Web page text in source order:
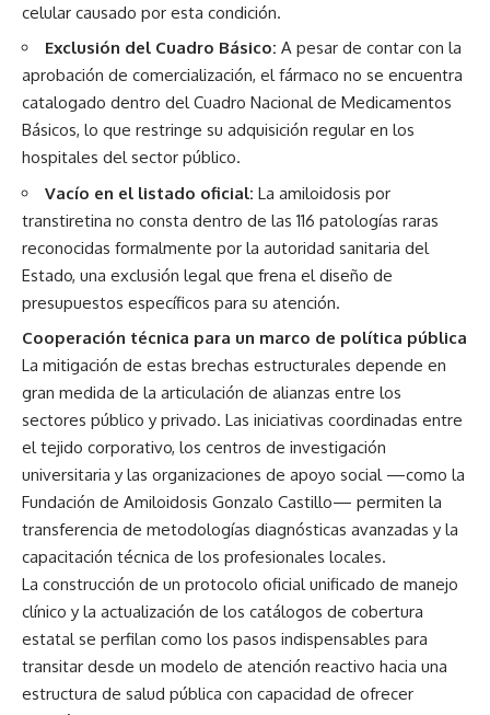
celular causado por esta condición.
Exclusión del Cuadro Básico: A pesar de contar con la
aprobación de comercialización, el fármaco no se encuentra
catalogado dentro del Cuadro Nacional de Medicamentos
Básicos, lo que restringe su adquisición regular en los
hospitales del sector público.
Vacío en el listado oficial: La amiloidosis por
transtiretina no consta dentro de las 116 patologías raras
reconocidas formalmente por la autoridad sanitaria del
Estado, una exclusión legal que frena el diseño de
presupuestos específicos para su atención.
Cooperación técnica para un marco de política pública
La mitigación de estas brechas estructurales depende en
gran medida de la articulación de alianzas entre los
sectores público y privado. Las iniciativas coordinadas entre
el tejido corporativo, los centros de investigación
universitaria y las organizaciones de apoyo social —como la
Fundación de Amiloidosis Gonzalo Castillo— permiten la
transferencia de metodologías diagnósticas avanzadas y la
capacitación técnica de los profesionales locales.
La construcción de un protocolo oficial unificado de manejo
clínico y la actualización de los catálogos de cobertura
estatal se perfilan como los pasos indispensables para
transitar desde un modelo de atención reactivo hacia una
estructura de salud pública con capacidad de ofrecer